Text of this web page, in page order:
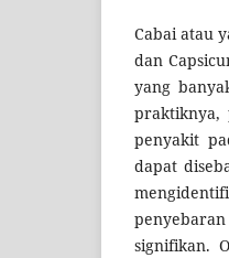
Cabai atau
dan
yang
praktiknya,
penyakit
dapat
signifikan.